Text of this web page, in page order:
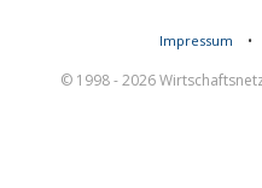
Impressum •
© 1998 - 2026